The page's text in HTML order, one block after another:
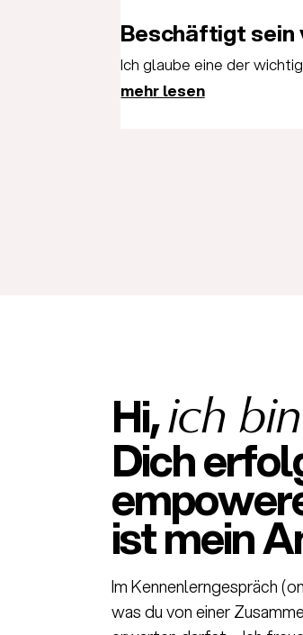
Beschäftigt sein
Ich glaube eine der
mehr lesen
Hi,ich
Dich
ist mein
Im Kennenlerngespräch
was du von einer